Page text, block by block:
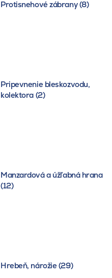
Protisnehové zábrany (8)
Pripevnenie bleskozvodu,
kolektora (2)
Manzardová a úžľabná hrana
(12)
Hrebeň, nárožie (29)